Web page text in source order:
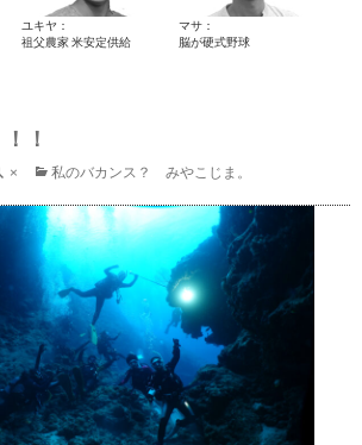
ユキヤ：
祖父農家 米安定供給
マサ：
脳が硬式野球
！
× 私のバカンス？ みやこじま。